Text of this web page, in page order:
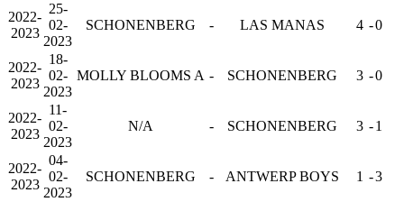
2022-
2023
25-
02-
2023
SCHONENBERG - LAS MANAS 4 -0
2022-
2023
18-
02-
2023
MOLLY BLOOMS A - SCHONENBERG 3 -0
2022-
2023
11-
02-
2023
N/A - SCHONENBERG 3 -1
2022-
2023
04-
02-
2023
SCHONENBERG - ANTWERP BOYS 1 -3